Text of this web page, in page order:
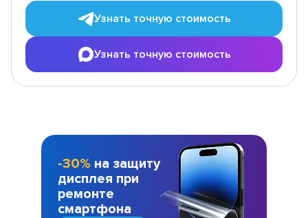
Узнать точную стоимость
Узнать точную стоимость
-30% на защиту
дисплея при
ремонте
смартфона